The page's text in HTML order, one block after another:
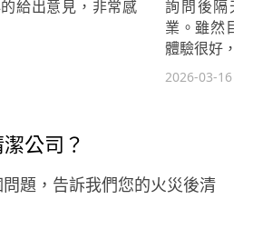
給出意見，非常感
詢問後隔天
業。雖然目
體驗很好，
2026-03-16
公司？
題，告訴我們您的火災後清